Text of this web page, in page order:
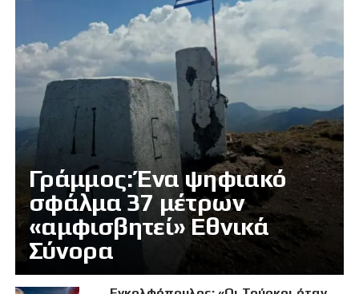
Γράμμος: Ένα ψηφιακό
σφάλμα 37 μέτρων
«αμφισβητεί» Εθνικά
Σύνορα